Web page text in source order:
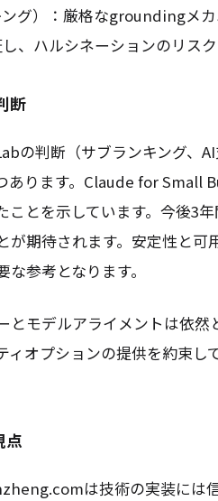
グ）：厳格なgroundingメ
、ハルシネーションのリスク
断
の判断（サブランキング、
あります。Claude for Small
ことを示しています。今後3
が期待されます。安定性と可
参考となります。
とモデルアライメントは依
ィオプションの提供を約束し
点
は技術の実装には